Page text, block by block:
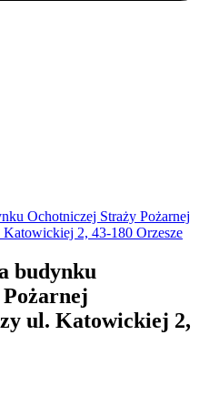
Ochotniczej Straży Pożarnej
2, 43-180 Orzesze
budynku
ul. Katowickiej 2,